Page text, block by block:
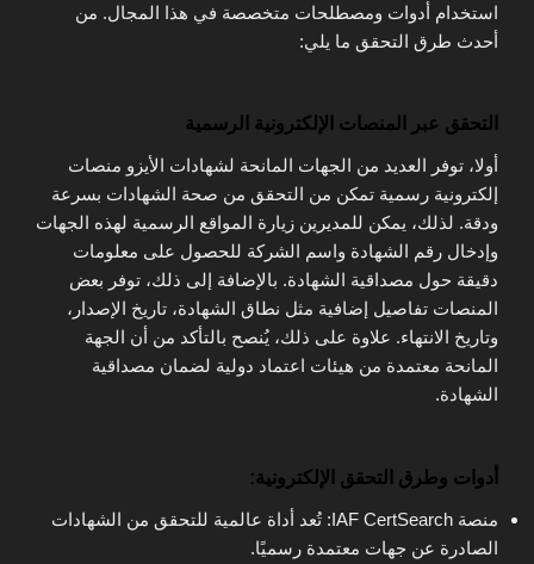
استخدام أدوات ومصطلحات متخصصة في هذا المجال. من
أحدث طرق التحقق ما يلي:
التحقق عبر المنصات الإلكترونية الرسمية
أولا، توفر العديد من الجهات المانحة لشهادات الأيزو منصات
إلكترونية رسمية تمكن من التحقق من صحة الشهادات بسرعة
ودقة. لذلك، يمكن للمديرين زيارة المواقع الرسمية لهذه الجهات
وإدخال رقم الشهادة واسم الشركة للحصول على معلومات
دقيقة حول مصداقية الشهادة. بالإضافة إلى ذلك، توفر بعض
المنصات تفاصيل إضافية مثل نطاق الشهادة، تاريخ الإصدار،
وتاريخ الانتهاء. علاوة على ذلك، يُنصح بالتأكد من أن الجهة
المانحة معتمدة من هيئات اعتماد دولية لضمان مصداقية
الشهادة.
أدوات وطرق التحقق الإلكترونية:
منصة IAF CertSearch: تُعد أداة عالمية للتحقق من الشهادات
الصادرة عن جهات معتمدة رسميًا.